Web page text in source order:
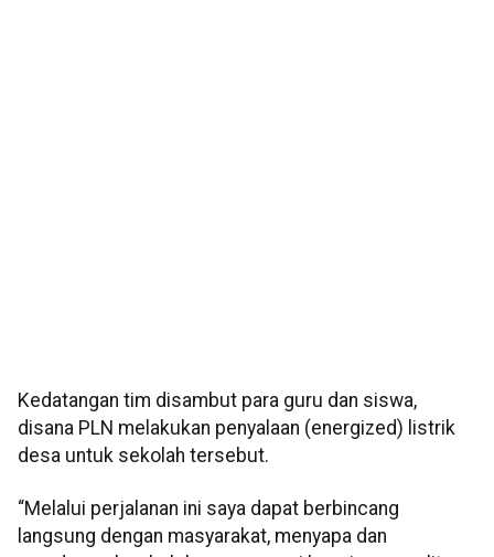
Kedatangan tim disambut para guru dan siswa,
disana PLN melakukan penyalaan (energized) listrik
desa untuk sekolah tersebut.
“Melalui perjalanan ini saya dapat berbincang
langsung dengan masyarakat, menyapa dan